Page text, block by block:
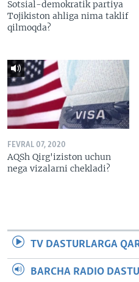
Sotsial-demokratik partiya
Tojikiston ahliga nima taklif
qilmoqda?
FEVRAL 07, 2020
AQSh Qirg'iziston uchun
nega vizalarni chekladi?
TV DASTURLARGA
BARCHA RADIO